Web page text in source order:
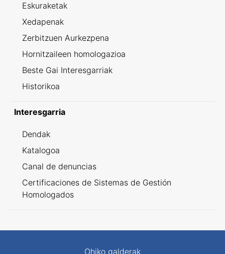
Eskuraketak
Xedapenak
Zerbitzuen Aurkezpena
Hornitzaileen homologazioa
Beste Gai Interesgarriak
Historikoa
Interesgarria
Dendak
Katalogoa
Canal de denuncias
Certificaciones de Sistemas de Gestión
Homologados
Ohiko galderak